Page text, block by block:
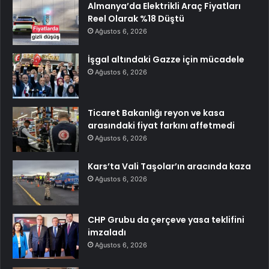
Almanya’da Elektrikli Araç Fiyatları
Reel Olarak %18 Düştü
Ağustos 6, 2026
İşgal altındaki Gazze için mücadele
Ağustos 6, 2026
Ticaret Bakanlığı reyon ve kasa
arasındaki fiyat farkını affetmedi
Ağustos 6, 2026
Kars’ta Vali Taşolar’ın aracında kaza
Ağustos 6, 2026
CHP Grubu da çerçeve yasa teklifini
imzaladı
Ağustos 6, 2026